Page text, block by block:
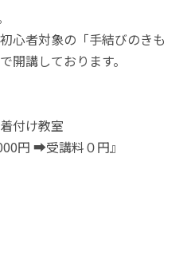
心者対象の「手結びのきも
開講しております。
付け教室
円 ➡受講料０円』